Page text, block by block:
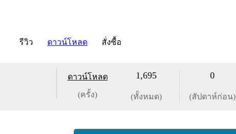
รีวิว ดาวน์โหลด สั่งซื้อ
ดาวน์โหลด
(ครั้ง)
1,695
(ทั้งหมด)
0
(สัปดาห์ก่อน)